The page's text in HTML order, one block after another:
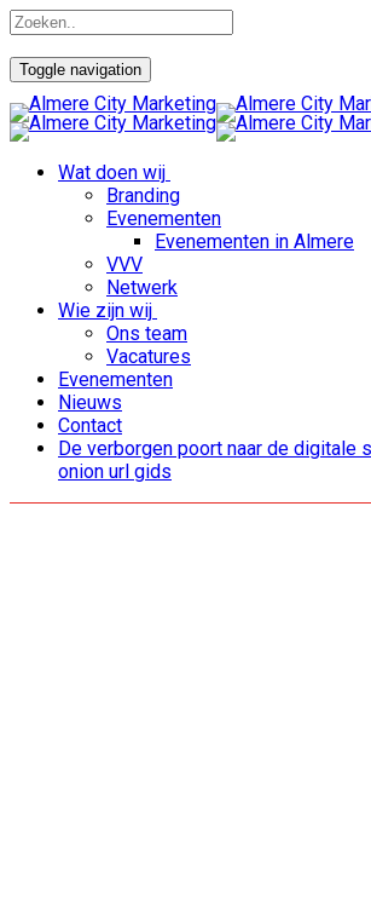
Toggle navigation
Wat doen wij
Branding
Evenementen
Evenementen in Almere
VVV
Netwerk
Wie zijn wij
Ons team
Vacatures
Evenementen
Nieuws
Contact
De verborgen poort naar de digitale
onion url gids